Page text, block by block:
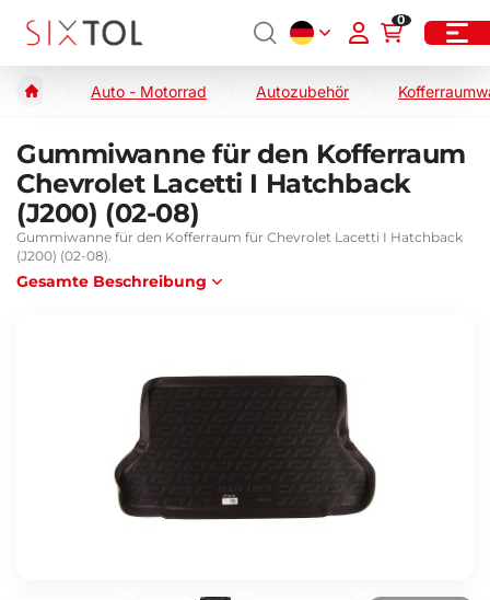
0
Auto - Motorrad Autozubehör
Gummiwanne für den Kofferraum
Chevrolet Lacetti I Hatchback
(J200) (02-08)
Gummiwanne für den Kofferraum für Chevrolet Lacetti I Hatchback
(J200) (02-08).
Gesamte Beschreibung